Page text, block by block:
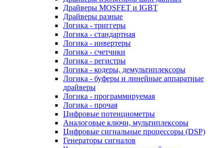
Драйверы MOSFET и IGBT
Драйверы разные
Логика - триггеры
Логика - стандартная
Логика - инвертеры
Логика - счетчики
Логика - регистры
Логика - кодеры, демультиплексоры
Логика - буферы и линейные аппаратные
драйверы
Логика - программируемая
Логика - прочая
Цифровые потенциометры
Аналоговые ключи, мультиплексоры
Цифровые сигнальные процессоры (DSP)
Генераторы сигналов